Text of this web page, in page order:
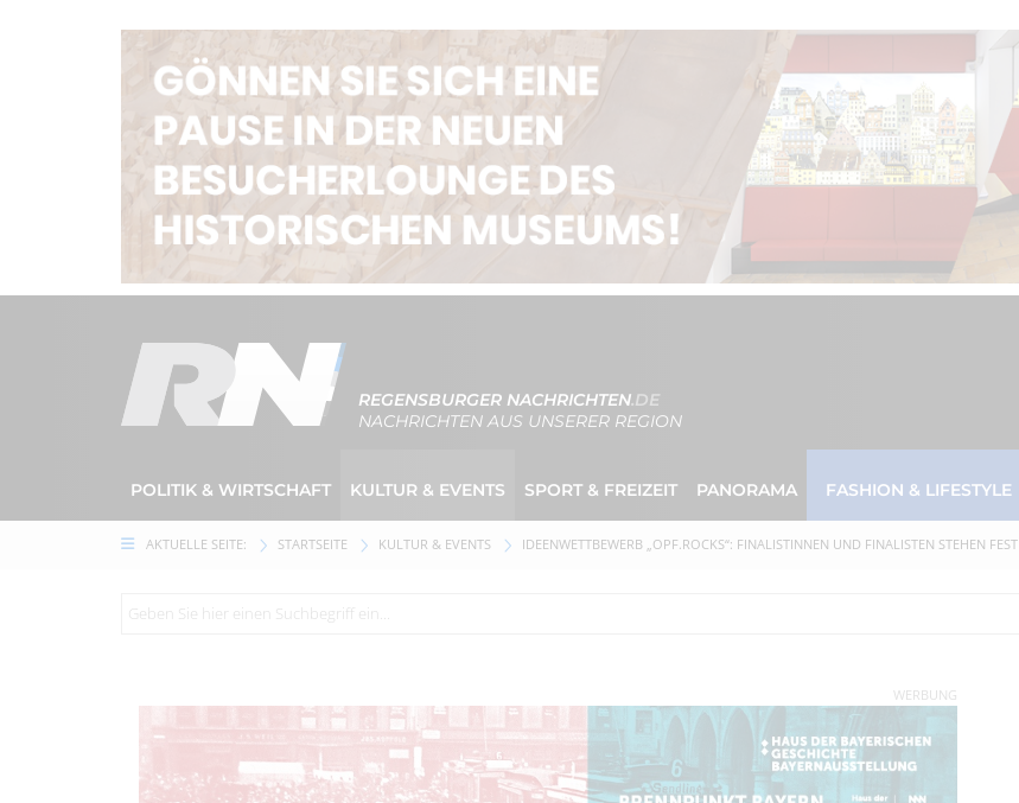
REGENSBURGER NACHRICHTEN.DE
NACHRICHTEN AUS UNSERER REGION
POLITIK & WIRTSCHAFT KULTUR & EVENTS SPORT & FREIZEIT PANORAMA FASHION & LIFESTYLE
AKTUELLE SEITE: STARTSEITE KULTUR & EVENTS IDEENWETTBEWERB „OPF.ROCKS“: FINALISTINNEN UND FINALISTEN STEHEN FEST
WERBUNG